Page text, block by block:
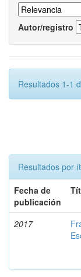
Autor/registro
Resultados 1-1
Resultados por
Fecha de
publicación
2017